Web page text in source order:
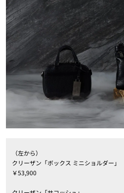
（左から）
クリーザン「ボックス ミニショルダー」
￥53,900